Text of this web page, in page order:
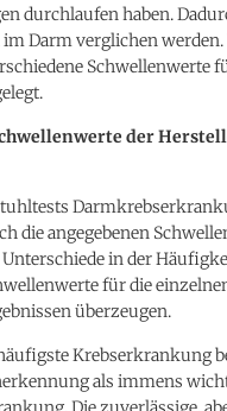
durchlaufen haben.
Darm verglichen
Schwellenwerte
der
die angegebenen
in der
für die
überzeugen.
Krebserkrankung
als immens